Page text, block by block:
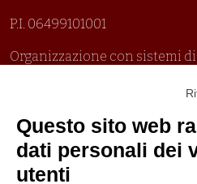
P.I. 06499101001
Organizzazione con sistemi
Politica per la parità di genere
Politica antibullismo
Questo sito web
dati personali dei
utenti